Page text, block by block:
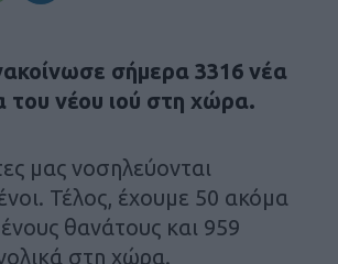
σήμερα 3316 νέα
του νέου ιού στη χώρα.
μας νοσηλεύονται
Τέλος, έχουμε 50 ακόμα
θανάτους και 959
στη χώρα.